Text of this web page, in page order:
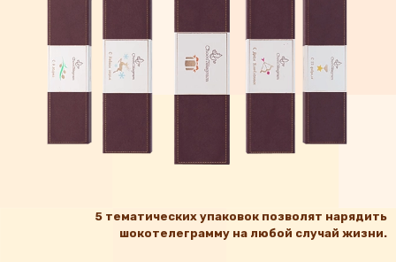
5 тематических упаковок позволят нарядить
шокотелеграмму на любой случай жизни.